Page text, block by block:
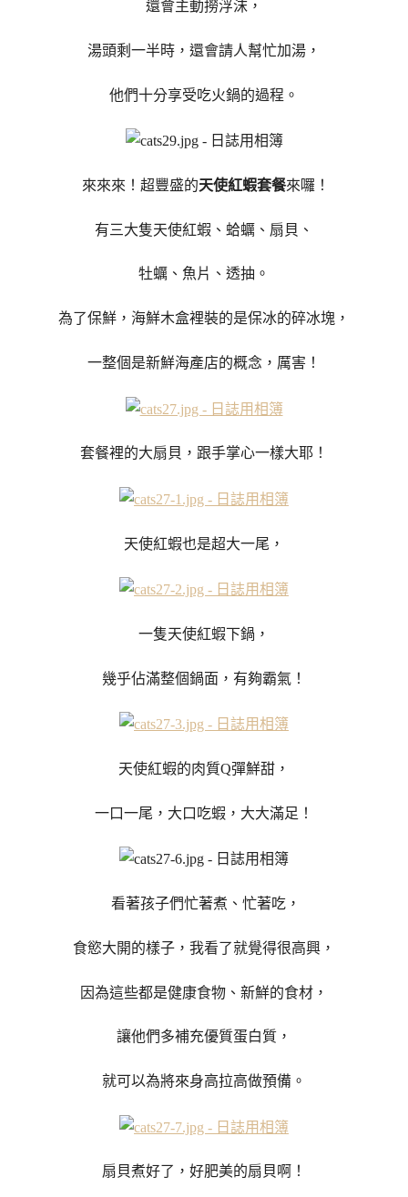
還會主動撈浮沫，
湯頭剩一半時，還會請人幫忙加湯，
他們十分享受吃火鍋的過程。
來來來！超豐盛的天使紅蝦套餐來囉！
有三大隻天使紅蝦、蛤蠣、扇貝、
牡蠣、魚片、透抽。
為了保鮮，海鮮木盒裡裝的是保冰的碎冰塊，
一整個是新鮮海產店的概念，厲害！
套餐裡的大扇貝，跟手掌心一樣大耶！
天使紅蝦也是超大一尾，
一隻天使紅蝦下鍋，
幾乎佔滿整個鍋面，有夠霸氣！
天使紅蝦的肉質Q彈鮮甜，
一口一尾，大口吃蝦，大大滿足！
看著孩子們忙著煮、忙著吃，
食慾大開的樣子，我看了就覺得很高興，
因為這些都是健康食物、新鮮的食材，
讓他們多補充優質蛋白質，
就可以為將來身高拉高做預備。
扇貝煮好了，好肥美的扇貝啊！